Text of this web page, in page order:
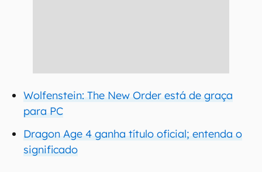
Wolfenstein: The New Order está de graça
para PC
Dragon Age 4 ganha título oficial; entenda o
significado